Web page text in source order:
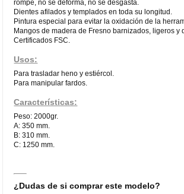
rompe, no se deforma, no se desgasta.
Dientes afilados y templados en toda su longitud.
Pintura especial para evitar la oxidación de la
Mangos de madera de Fresno barnizados, ligeros y
Certificados FSC.
Usos:
Para trasladar heno y estiércol.
Para manipular fardos.
Características:
Peso: 2000gr.
A: 350 mm.
B: 310 mm.
C: 1250 mm.
¿Dudas de si comprar este modelo?